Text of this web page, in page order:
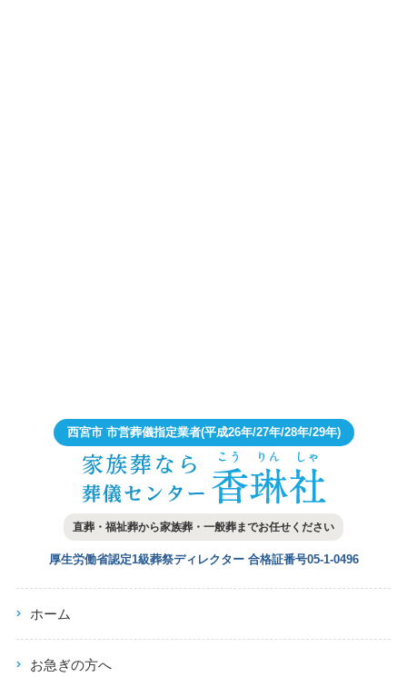
西宮市 市営葬儀指定業者(平成26年/27年/28年/29年)
直葬・福祉葬から家族葬・一般葬までお任せください
厚生労働省認定1級葬祭ディレクター 合格証番号05-1-0496
ホーム
お急ぎの方へ